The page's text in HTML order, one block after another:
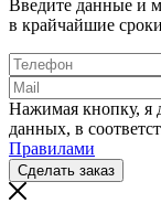
Введите данные и
в крайчайшие сроки
Нажимая кнопку, я
данных, в
Правилами
Сделать заказ